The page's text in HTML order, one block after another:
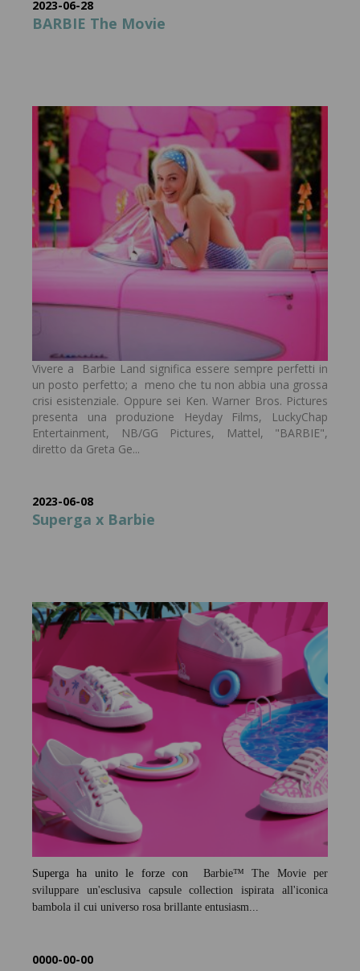
2023-06-28
BARBIE The Movie
Vivere a Barbie Land significa essere sempre perfetti in
un posto perfetto; a meno che tu non abbia una grossa
crisi esistenziale. Oppure sei Ken. Warner Bros. Pictures
presenta una produzione Heyday Films, LuckyChap
Entertainment, NB/GG Pictures, Mattel, "BARBIE",
diretto da Greta Ge...
2023-06-08
Superga x Barbie
Superga ha unito le forze con
Barbie™ The Movie per
sviluppare un'esclusiva capsule collection ispirata all'iconica
bambola il cui universo rosa brillante entusiasm...
0000-00-00